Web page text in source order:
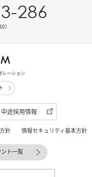
286
）
レーション
中途採用情報
針 情報セキュリティ基本方針
ト一覧